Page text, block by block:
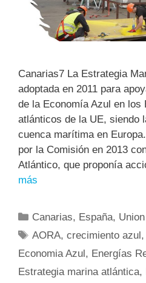
Canarias7 La Estrategia
adoptada en 2011 para
de la Economía Azul en los
atlánticos de la UE, siendo
cuenca marítima en
por la Comisión en 2013
Atlántico, que proponía
más
Canarias, España,
AORA,crecimiento azul
Economia Azul, Energías
Estrategia marina atlántica,